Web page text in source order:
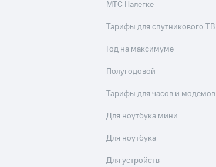
МТС Налегке
Тарифы для спутникового ТВ
Год на максимуме
Полугодовой
Тарифы для часов и модемов
Для ноутбука мини
Для ноутбука
Для устройств